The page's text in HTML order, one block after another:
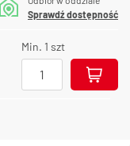
Sprawdź dostępność
Min. 1 szt